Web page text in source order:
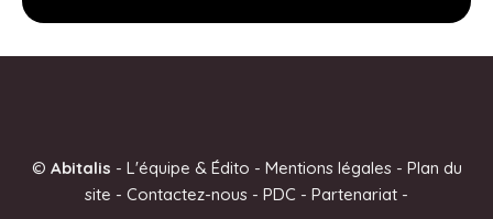
© Abitalis - L'équipe & Édito - Mentions légales- Plan du
site - Contactez-nous - PDC - Partenariat -